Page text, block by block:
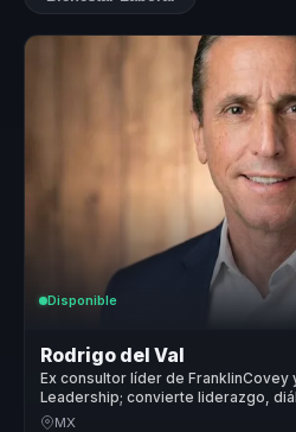
Disponible
Rodrigo del Val
Ex consultor líder de
Leadership; convierte liderazgo,
para equipos.
MX